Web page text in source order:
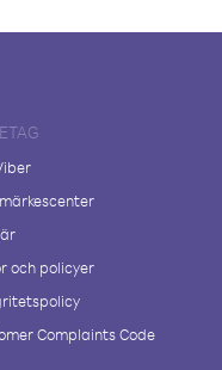
och policyer
Complaints Code